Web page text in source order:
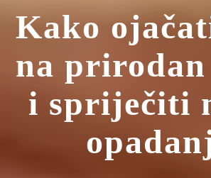
Kako
na prirodan
i spriječiti